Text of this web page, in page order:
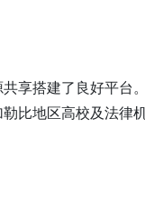
享搭建了良好平台。
比地区高校及法律